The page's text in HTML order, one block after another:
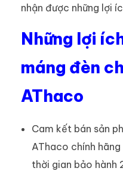
nhận được những lợi
Những lợi
máng đèn
AThaco
Cam kết bán sản
AThaco chính
thời gian bảo hành